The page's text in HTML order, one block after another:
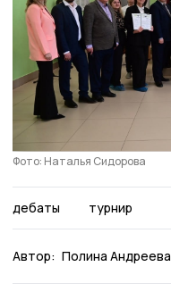
Фото: Наталья Сидорова
дебаты турнир
Автор: Полина Андреева